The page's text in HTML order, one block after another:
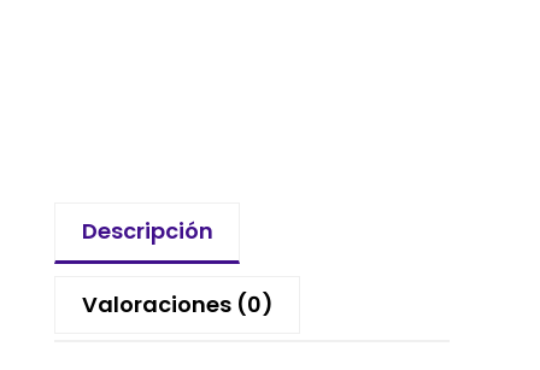
Descripción
Valoraciones (0)